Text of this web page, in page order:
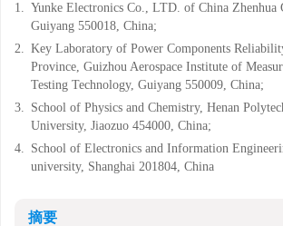
1. Yunke Electronics Co., LTD. of China Zhenhua
Guiyang 550018, China;
2. Key Laboratory of Power Components
Province, Guizhou Aerospace Institute of
Testing Technology, Guiyang 550009, China;
3. School of Physics and Chemistry, Henan
University, Jiaozuo 454000, China;
4. School of Electronics and Information
university, Shanghai 201804, China
摘要